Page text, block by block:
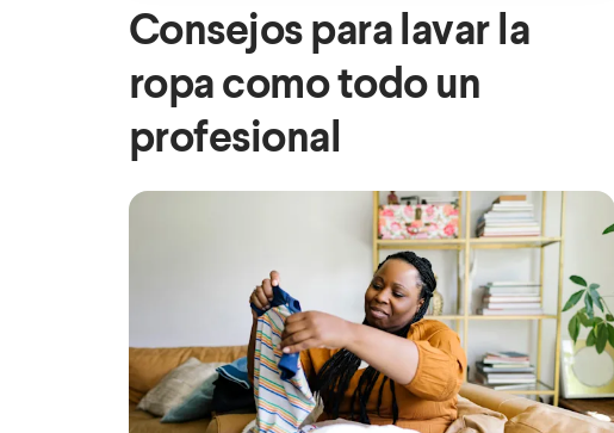
Consejos para lavar la
ropa como todo un
profesional